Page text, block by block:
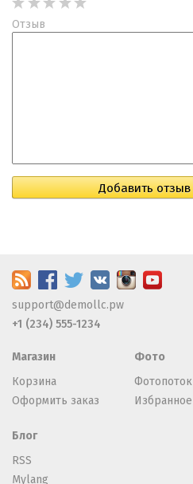
Отзыв
support@demollc.pw
+1 (234) 555-1234
Магазин
Корзина
Оформить заказ
Фото
Фотопоток
Избранное
Блог
RSS
Mylang